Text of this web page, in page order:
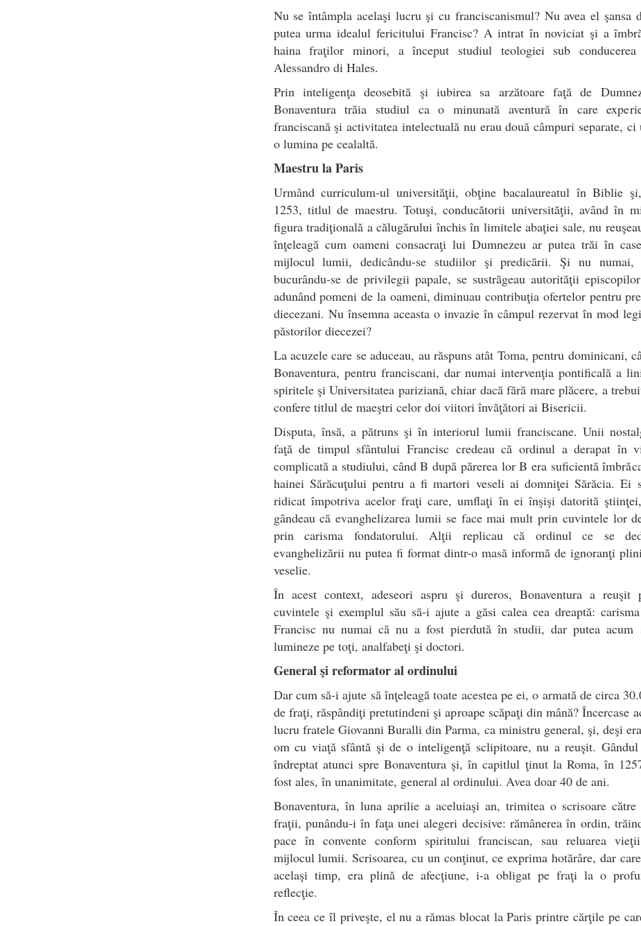
Nu se întâmpla acelaşi lucru şi cu franciscanismul? Nu avea el şansa
putea urma idealul fericitului Francisc? A intrat în noviciat şi a
haina fraţilor minori, a început studiul teologiei sub
Alessandro di Hales.
Prin inteligenţa deosebită şi iubirea sa arzătoare faţă de
Bonaventura trăia studiul ca o minunată aventură în care
franciscană şi activitatea intelectuală nu erau două câmpuri separate, ci
o lumina pe cealaltă.
Maestru la Paris
Urmând curriculum-ul universităţii, obţine bacalaureatul în Biblie
1253, titlul de maestru. Totuşi, conducătorii universităţii, având în
figura tradiţională a călugărului închis în limitele abaţiei sale, nu
înţeleagă cum oameni consacraţi lui Dumnezeu ar putea trăi în
mijlocul lumii, dedicându-se studiilor şi predicării. Şi nu numai,
bucurându-se de privilegii papale, se sustrăgeau autorităţii
adunând pomeni de la oameni, diminuau contribuţia ofertelor pentru
diecezani. Nu însemna aceasta o invazie în câmpul rezervat în mod
păstorilor diecezei?
La acuzele care se aduceau, au răspuns atât Toma, pentru dominicani,
Bonaventura, pentru franciscani, dar numai intervenţia pontificală a
spiritele şi Universitatea pariziană, chiar dacă fără mare plăcere, a
confere titlul de maeştri celor doi viitori învăţători ai Bisericii.
Disputa, însă, a pătruns şi în interiorul lumii franciscane. Unii
faţă de timpul sfântului Francisc credeau că ordinul a derapat în
complicată a studiului, când B după părerea lor B era suficientă
hainei Sărăcuţului pentru a fi martori veseli ai domniţei Sărăcia. Ei
ridicat împotriva acelor fraţi care, umflaţi în ei înşişi datorită
gândeau că evanghelizarea lumii se face mai mult prin cuvintele lor
prin carisma fondatorului. Alţii replicau că ordinul ce se
evanghelizării nu putea fi format dintr-o masă informă de ignoranţi
veselie.
În acest context, adeseori aspru şi dureros, Bonaventura a reuşit
cuvintele şi exemplul său să-i ajute a găsi calea cea dreaptă:
Francisc nu numai că nu a fost pierdută în studii, dar putea acum
lumineze pe toţi, analfabeţi şi doctori.
General şi reformator al ordinului
Dar cum să-i ajute să înţeleagă toate acestea pe ei, o armată de circa
de fraţi, răspândiţi pretutindeni şi aproape scăpaţi din mână? Încercase
lucru fratele Giovanni Buralli din Parma, ca ministru general, şi, deşi
om cu viaţă sfântă şi de o inteligenţă sclipitoare, nu a reuşit. Gândul
îndreptat atunci spre Bonaventura şi, în capitlul ţinut la Roma, în
fost ales, în unanimitate, general al ordinului. Avea doar 40 de ani.
Bonaventura, în luna aprilie a aceluiaşi an, trimitea o scrisoare
fraţii, punându-i în faţa unei alegeri decisive: rămânerea în ordin,
pace în convente conform spiritului franciscan, sau reluarea
mijlocul lumii. Scrisoarea, cu un conţinut, ce exprima hotărâre, dar
acelaşi timp, era plină de afecţiune, i-a obligat pe fraţi la o
reflecţie.
În ceea ce îl priveşte, el nu a rămas blocat la Paris printre cărţile pe